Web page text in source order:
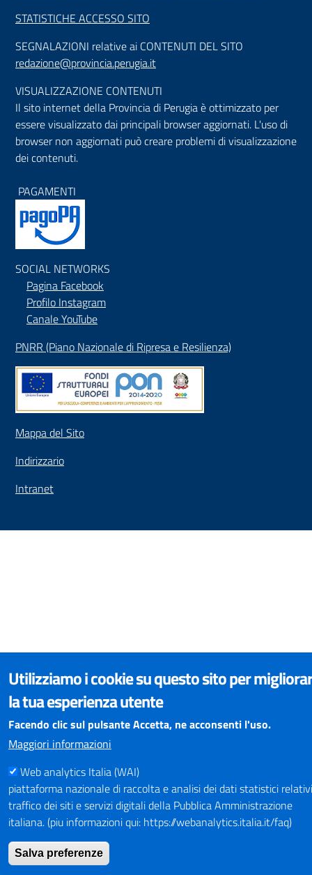
STATISTICHE ACCESSO SITO
SEGNALAZIONI relative ai CONTENUTI DEL SITO
redazione@provincia.perugia.it
VISUALIZZAZIONE CONTENUTI
Il sito internet della Provincia di Perugia è ottimizzato per
essere visualizzato dai principali browser aggiornati. L'uso di
browser non aggiornati può creare problemi di visualizzazione
dei contenuti.
PAGAMENTI
SOCIAL NETWORKS
Pagina Facebook
Profilo Instagram
Canale YouTube
PNRR (Piano Nazionale di Ripresa e Resilienza)
Mappa del Sito
Indirizzario
Intranet
Utilizziamo i cookie su questo sito per
la tua esperienza utente
Facendo clic sul pulsante Accetta, ne acconsenti l'uso.
Maggiori informazioni
Web analytics Italia (WAI)
piattaforma nazionale di raccolta e analisi dei dati statistici
traffico dei siti e servizi digitali della Pubblica Amministrazione
italiana. (piu informazioni qui: https://webanalytics.italia.it/faq)
Salva preferenze